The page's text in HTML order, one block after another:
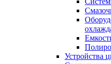
Устройства